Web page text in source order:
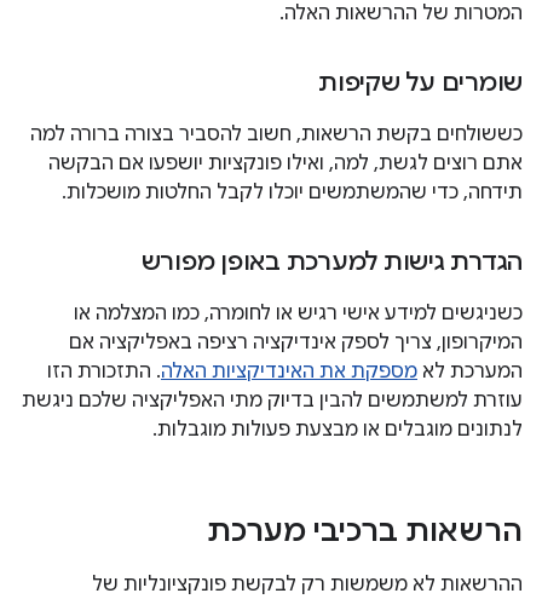
המטרות של ההרשאות האלה.
שומרים על שקיפות
כששולחים בקשת הרשאות, חשוב להסביר בצורה ברורה למה
אתם רוצים לגשת, למה, ואילו פונקציות יושפעו אם הבקשה
תידחה, כדי שהמשתמשים יוכלו לקבל החלטות מושכלות.
הגדרת גישות למערכת באופן מפורש
כשניגשים למידע אישי רגיש או לחומרה, כמו המצלמה או
המיקרופון, צריך לספק אינדיקציה רציפה באפליקציה אם
המערכת לא מספקת את האינדיקציות האלה. התזכורת הזו
עוזרת למשתמשים להבין בדיוק מתי האפליקציה שלכם ניגשת
לנתונים מוגבלים או מבצעת פעולות מוגבלות.
הרשאות ברכיבי מערכת
ההרשאות לא משמשות רק לבקשת פונקציונליות של